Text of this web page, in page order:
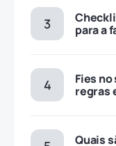
para a
Fies
regras
Quais